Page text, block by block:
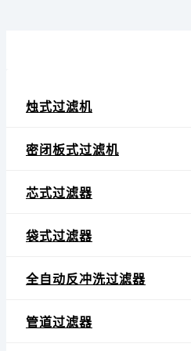
烛式过滤机
密闭板式过滤机
芯式过滤器
袋式过滤器
全自动反冲洗过滤器
管道过滤器